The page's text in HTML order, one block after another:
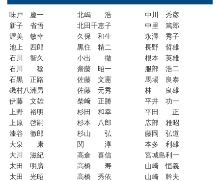
味戸 慶一
新子 省悟
渥美 敏幸
池上 四郎
石川 智久
石川 稔
石黒 正路
磯村八洲男
伊藤 文雄
上野 裕明
上原 啓嗣
漆谷 徹郎
大泉 康
大川 滋紀
太田 明廣
太田 光昭
北嶋 浩
北田千恵子
久保 和生
黒住 精二
小出 徹
齋藤 昭一
佐藤 文憲
佐藤 元秀
柴﨑 正勝
杉田 和幸
杉本 八郎
杉山 弘
関 淳
高倉 喜信
高橋 寿
高橋 秀依
中川 秀彦
中里 篤郎
永澤 秀子
長野 哲雄
根本 英雄
服部 浩二
馬場 良泰
林 良雄
平井 功一
平田 正
広部 雅昭
藤岡 弘道
本多 利雄
宮城島利一
山崎 恒義
山崎 幹夫